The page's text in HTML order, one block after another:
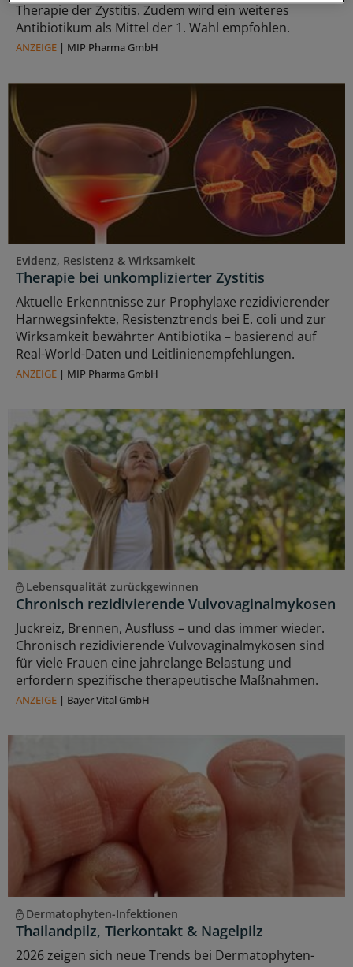
Therapie der Zystitis. Zudem wird ein weiteres
Antibiotikum als Mittel der 1. Wahl empfohlen.
ANZEIGE | MIP Pharma GmbH
Evidenz, Resistenz & Wirksamkeit
Therapie bei unkomplizierter Zystitis
Aktuelle Erkenntnisse zur Prophylaxe rezidivierender
Harnwegsinfekte, Resistenztrends bei E. coli und zur
Wirksamkeit bewährter Antibiotika – basierend auf
Real-World-Daten und Leitlinienempfehlungen.
ANZEIGE | MIP Pharma GmbH
Lebensqualität zurückgewinnen
Chronisch rezidivierende Vulvovaginalmykosen
Juckreiz, Brennen, Ausfluss – und das immer wieder.
Chronisch rezidivierende Vulvovaginalmykosen sind
für viele Frauen eine jahrelange Belastung und
erfordern spezifische therapeutische Maßnahmen.
ANZEIGE | Bayer Vital GmbH
Dermatophyten-Infektionen
Thailandpilz, Tierkontakt & Nagelpilz
2026 zeigen sich neue Trends bei Dermatophyten-